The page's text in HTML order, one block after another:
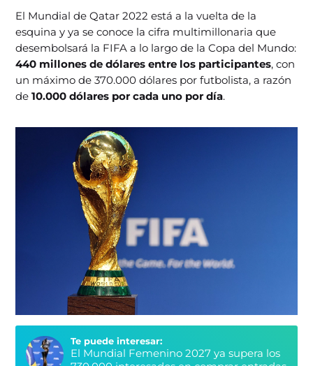
El Mundial de Qatar 2022 está a la vuelta de la
esquina y ya se conoce la cifra multimillonaria que
desembolsará la FIFA a lo largo de la Copa del Mundo:
440 millones de dólares entre los participantes, con
un máximo de 370.000 dólares por futbolista, a razón
de10.000 dólares por cada uno por día.
Te puede interesar:
El Mundial Femenino 2027 ya supera los